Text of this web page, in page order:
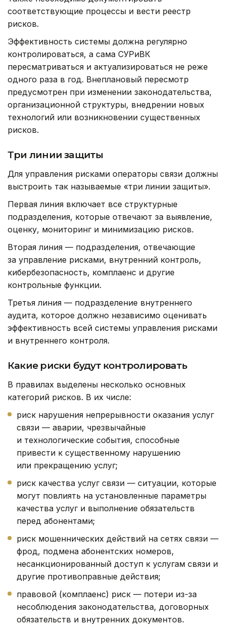
соответствующие процессы и вести реестр
рисков.
Эффективность системы должна регулярно
контролироваться, а сама СУРиВК
пересматриваться и актуализироваться не реже
одного раза в год. Внеплановый пересмотр
предусмотрен при изменении законодательства,
организационной структуры, внедрении новых
технологий или возникновении существенных
рисков.
Три линии защиты
Для управления рисками операторы связи должны
выстроить так называемые «три линии защиты».
Первая линия включает все структурные
подразделения, которые отвечают за выявление,
оценку, мониторинг и минимизацию рисков.
Вторая линия — подразделения, отвечающие
за управление рисками, внутренний контроль,
кибербезопасность, комплаенс и другие
контрольные функции.
Третья линия — подразделение внутреннего
аудита, которое должно независимо оценивать
эффективность всей системы управления рисками
и внутреннего контроля.
Какие риски будут контролировать
В правилах выделены несколько основных
категорий рисков. В их числе:
риск нарушения непрерывности оказания услуг
связи — аварии, чрезвычайные
и технологические события, способные
привести к существенному нарушению
или прекращению услуг;
риск качества услуг связи — ситуации, которые
могут повлиять на установленные параметры
качества услуг и выполнение обязательств
перед абонентами;
риск мошеннических действий на сетях связи —
фрод, подмена абонентских номеров,
несанкционированный доступ к услугам связи и
другие противоправные действия;
правовой (комплаенс) риск — потери из-за
несоблюдения законодательства, договорных
обязательств и внутренних документов.